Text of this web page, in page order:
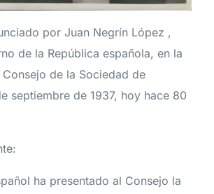
por Juan Negrín López ,
de la República española, en la
de la Sociedad de
septiembre de 1937, hoy hace 80
ha presentado al Consejo la